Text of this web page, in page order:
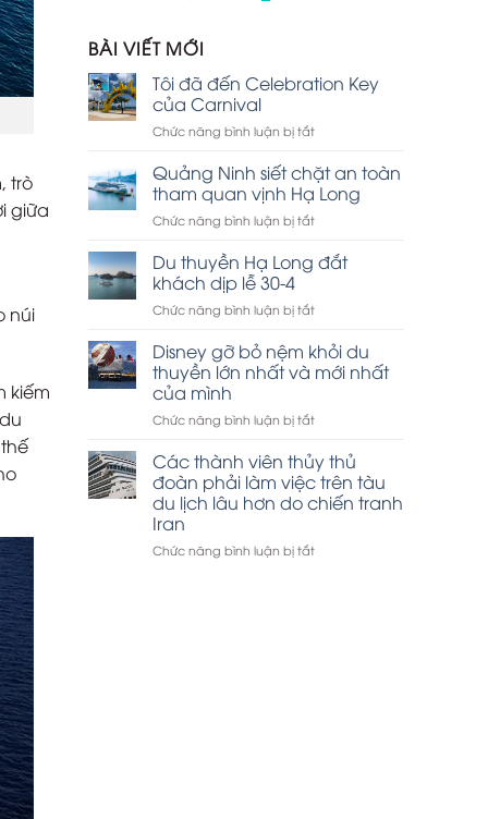
trò
giữa
núi
kiếm
1.00
5
sao
BÀI VIẾT MỚI
Tôi đã đến Celebration Key
của Carnival
Chức năng bình luận bị tắtở
đã
đến
Celebration
Key
Carnival
Quảng Ninh siết chặt an toàn
tham quan vịnh Hạ Long
Chức năng bình luận bị tắtở
Ninh
siết
an
tham
quan
vịnh
Long
Du thuyền Hạ Long đắt
khách dịp lễ 30-4
Chức năng bình luận bị tắtở
thuyền
Hạ
Long
khách
lễ
30-
4
Disney gỡ bỏ nệm khỏi du
thuyền lớn nhất và mới nhất
của mình
Chức năng bình luận bị tắtở
bỏ
nệm
khỏi
thuyền
Các thành viên thủy thủ
đoàn phải làm việc trên tàu
du lịch lâu hơn do chiến tranh
Iran
Chức năng bình luận bị tắtở